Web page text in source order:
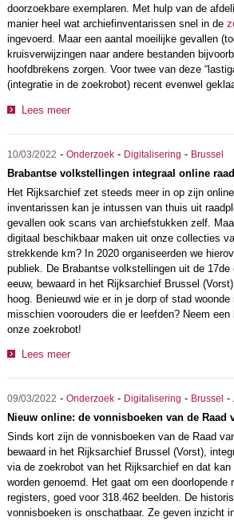
doorzoekbare exemplaren. Met hulp van de
manier heel wat archiefinventarissen snel in de
ingevoerd. Maar een aantal moeilijke gevallen
kruisverwijzingen naar andere bestanden
hoofdbrekens zorgen. Voor twee van deze
(integratie in de zoekrobot) recent evenwel
Lees meer
10/03/2022 - Onderzoek- Digitalisering - Brussel
Brabantse volkstellingen integraal online
Het Rijksarchief zet steeds meer in op zijn
inventarissen kan je intussen van thuis uit
gevallen ook scans van archiefstukken zelf.
digitaal beschikbaar maken uit onze collecties
strekkende km? In 2020 organiseerden we
publiek. De Brabantse volkstellingen uit de 17de
eeuw, bewaard in het Rijksarchief Brussel
hoog. Benieuwd wie er in je dorp of stad
misschien voorouders die er leefden? Neem
onze zoekrobot!
Lees meer
09/03/2022 - Onderzoek- Digitalisering - Brussel -
Nieuw online: de vonnisboeken van de Raad
Sinds kort zijn de vonnisboeken van de Raad
bewaard in het Rijksarchief Brussel (Vorst),
via de zoekrobot van het Rijksarchief en dat
worden genoemd. Het gaat om een
registers, goed voor 318.462 beelden. De
vonnisboeken is onschatbaar. Ze geven inzicht